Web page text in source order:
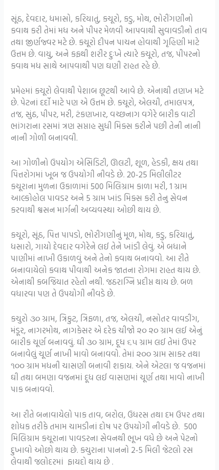
સૂંઠ, દેવદાર, ધમાસો, કરિયાતું, કચૂરો, કડુ, મોથ, ભોરીંગણીનો
કવાથ કરી તેમાં મધ અને પીપર મેળવી આપવાથી સુવાવડીનો તાવ
તથા જીર્ણજ્વર મટે છે. કચૂરો દીપન પાચન હોવાથી ગૃહિણી માટે
ઉત્તમ છે. વાયુ, અને કફથી શરીર દુઃખે ત્યારે કચૂરો, તજ, પીપરનો
કવાથ મધ સાથે આપવાથી પણ ઘણી રાહત રહે છે.
પ્રમેહમાં કચૂરો લેવાથી પેશાબ છૂટથી આવે છે. એનાથી તણખ મટે
છે. પેટનાં દર્દો માટે પણ એ ઉત્તમ છે. કચૂરો, એલચી, તમાલપત્ર,
તજ, સુંઠ, પીપર, મરી, ટંકણખાર, વચ્છનાગ વગેરે બારીક વાટી
ભાંગરાના રસમાં ત્રણ સપ્તાહ સુધી મિક્સ કરીને પછી તેની નાની
નાની ગોળી બનાવવી.
આ ગોળીનો ઉપયોગ એસિડિટી, ઊલટી, શૂળ, હેડકી, ક્ષય તથા
પિત્તરોગમાં ખૂબ જ ઉપયોગી નીવડે છે. 20-25 મિલીલીટર
કચૂરાના મુળના ઉકાળામાં 500 મિલિગ્રામ કાળા મરી, 1 ગ્રામ
આલ્કોહોલ પાવડર અને 5 ગ્રામ ખાંડ મિક્સ કરી તેનુ સેવન
કરવાથી શ્વસન માર્ગની અવ્યવસ્થા ઓછી થાય છે.
કચૂરો, સૂંઠ, પિત્ત પાપડો, ભોરીંગણીનું મૂળ, મોથ, કડુ, કરિયાતું,
ધસારો, ગાયો દેવદાર વગેરેને લઈ તેને ખાંડી લેવું. એ બધાને
પાણીમાં નાખી ઉકાળવું અને તેનો કવાથ બનાવવો. આ રીતે
બનાવાયેલો કવાથ પીવાથી અનેક જાતના રોગમા રાહત થાય છે.
એનાથી કબજિયાત રહેતો નથી. જઠરાગ્નિ પ્રદીપ્ત થાય છે. બળ
વધારવા પણ તે ઉપયોગી નીવડે છે.
કચુરો ૩૦ ગ્રામ, ત્રિકુટ, ત્રિફળા, તજ, એલચી, નસોતર વાવડીંગ,
મંડૂર, નાગરમોથ, નાગકેસર એ દરેક ચીજો ૨૦ ૨૦ ગ્રામ લઈ એનું
બારીક ચૂર્ણ બનાવવું. ઘી ૩૦ ગ્રામ, દૂધ ૬૫ ગ્રામ લઈ તેમાં ઉપર
બનાવેલું ચૂર્ણ નાખી માવો બનાવવો. તેમાં ૨૦૦ ગ્રામ સાકર તથા
૧૦૦ ગ્રામ મધની ચાસણી બનાવી શકાય. એને એટલા જ વજનમાં
ઘી તથા બમણા વજનમાં દૂધ લઈ વાસણમાં ચૂર્ણ તથા માવો નાખી
પાક બનાવવો.
આ રીતે બનાવાયેલો પાક તાવ, બરોલ, ઉધરસ તથા દમ ઉપર તથા
શોધક તરીકે તમામ ચામડીનાં દોષ પર ઉપયોગી નીવડે છે. 500
મિલિગ્રામ કચૂરાના પાવડરના સેવનથી ભૂખ વધે છે અને પેટનો
દુખાવો ઓછો થાય છે. કચુરાના પાનનો 2-5 મિલી જેટલો રસ
લેવાથી જલોદરમાં ફાયદો થાય છે .